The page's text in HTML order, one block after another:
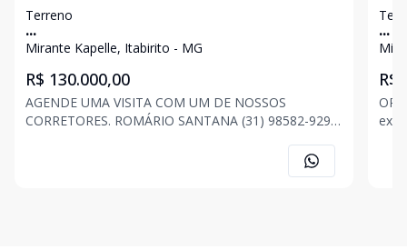
Terreno
...
Mirante Kapelle, Itabirito - MG
R$ 130.000,00
AGENDE UMA VISITA COM UM DE NOSSOS
CORRETORES. ROMÁRIO SANTANA (31) 98582-9294
ASSIS (31) 98565-1205 . . . OBS: Imóvel sujeito a
alteração de preço, descrição e disponibilidade a
...
R$